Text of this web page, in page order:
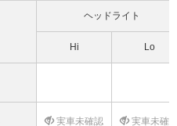
ヘッドライト
Hi Lo
実車未確認 実車未確